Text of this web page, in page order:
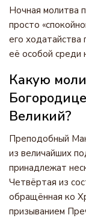
Ночная молитва
просто
его
её особой среди
Какую
Великий?
Преподобный
из величайших
принадлежат
Четвёртая из
обращённая ко
призыванием